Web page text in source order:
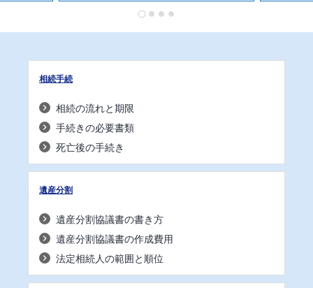
相続手続
相続の流れと期限
手続きの必要書類
死亡後の手続き
遺産分割
遺産分割協議書の書き方
遺産分割協議書の作成費用
法定相続人の範囲と順位